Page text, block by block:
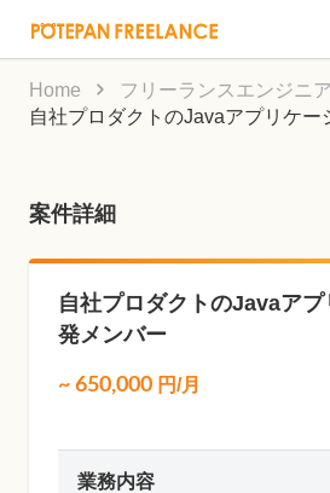
Home
フリーランスエンジニ
自社プロダクトのJavaアプリケー
案件詳細
自社プロダクトのJavaアプ
発メンバー
~ 650,000 円/月
業務内容